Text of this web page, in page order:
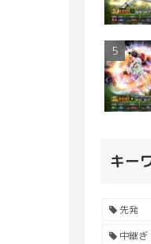
キー
先発
中継ぎ